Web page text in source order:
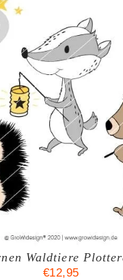
Waldtiere
€12,95